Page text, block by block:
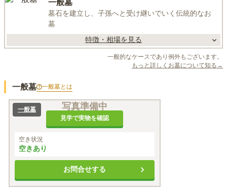
一般墓
墓石を建立し、子孫へと受け継いでいく伝統的なお
墓
特徴・相場を見る
一般的なケースであり例外もございます。
もっと詳しくお墓について知る→
一般墓 一般墓とは
写真準備中
見学で実物を確認
一般墓
空き状況
空きあり
お問合せする